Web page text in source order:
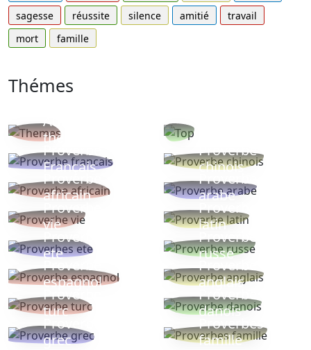
sagesse
réussite silence amitié
travail
mort
famille
Thémes
Autres
thèmes
Proverbe
Français
Proverbe
chinois
Proverbe
africain
Proverbe
arabe
Proverbe
vie
Proverbe
latin
Proverbes
ete
Proverbe
russe
Proverbe
espagnol
Proverbe
anglais
Proverbe
turc
Proverbe
danois
Proverbe
grec
Proverbes
famille